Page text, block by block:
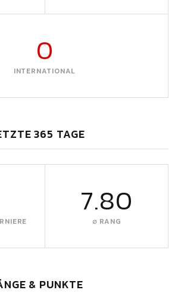
0
INTERNATIONAL
365 TAGE
7.80
∅ RANG
& PUNKTE